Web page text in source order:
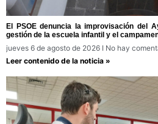
El PSOE denuncia la improvisación del
gestión de la escuela infantil y el
jueves 6 de agosto de 2026
No hay
Leer contenido de la noticia »